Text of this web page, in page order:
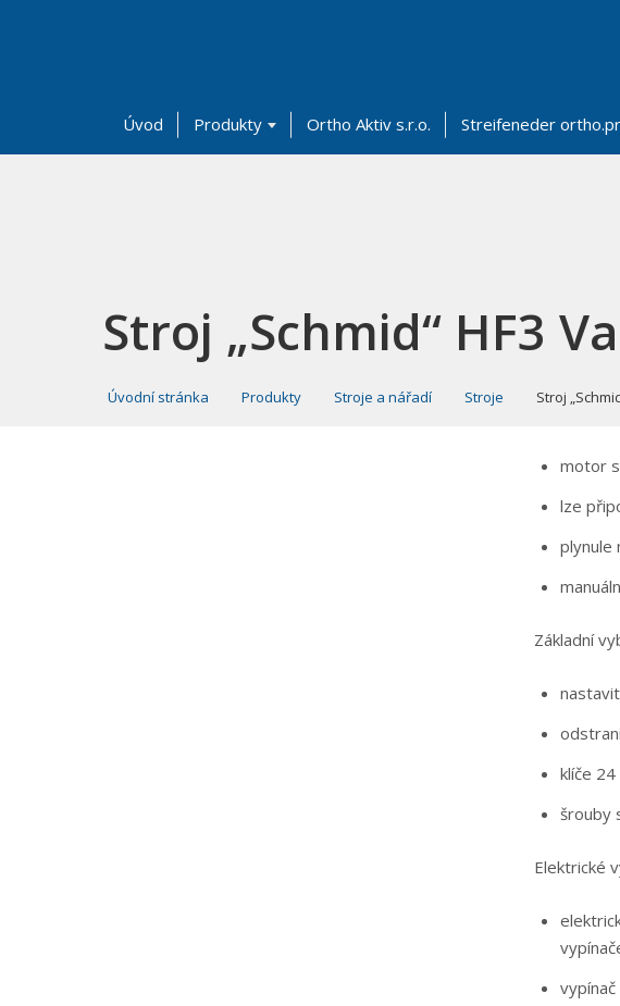
Úvod Produkty Ortho Aktiv s.r.o. Streifeneder
Stroj „Schmid“ HF3
Úvodní stránka Produkty Stroje a nářadí Stroje Stroj
motor
lze
plynule
Základní
klíče
šrouby
Elektrické